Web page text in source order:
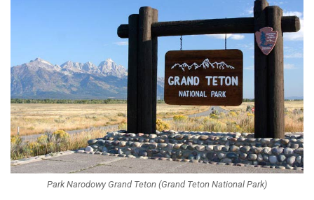
Park Narodowy Grand Teton (Grand Teton National Park)